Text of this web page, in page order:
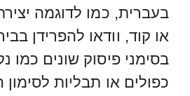
בעברית, כמו לדוגמה
או קוד, וודאו להפרידן
בסימני פיסוק שונים כמו
כפולים או תבליות